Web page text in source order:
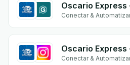
Conectar &
Conectar &